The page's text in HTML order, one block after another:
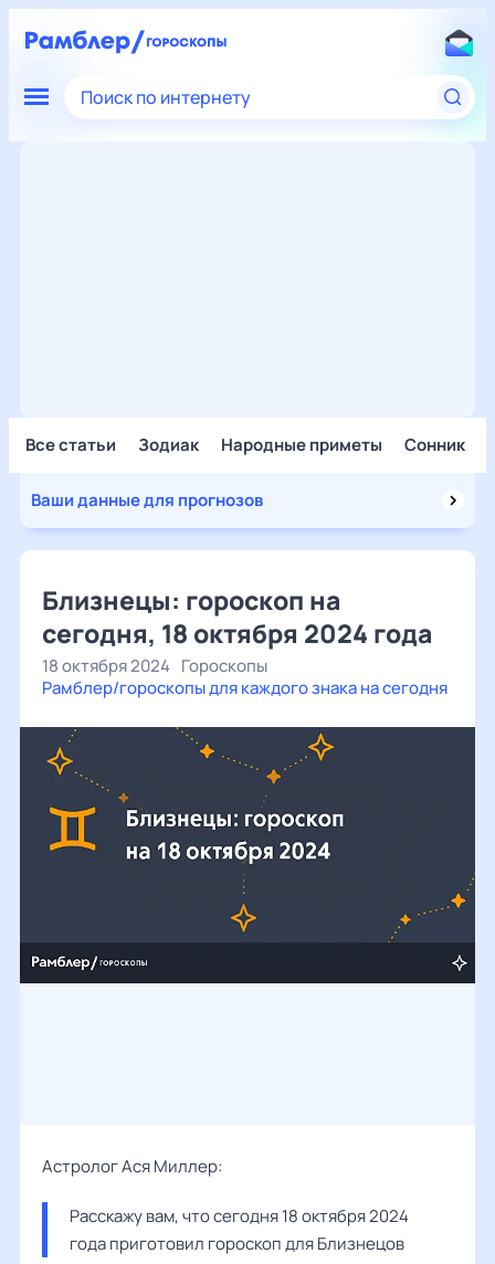
Поиск по интернету
Все статьи Зодиак Народные приметы Сонник
Ваши данные для прогнозов
Близнецы: гороскоп на
сегодня, 18 октября 2024 года
18 октября 2024 Гороскопы
Рамблер/гороскопы для каждого знака на сегодня
Астролог Ася Миллер:
Расскажу вам, что сегодня 18 октября 2024
года приготовил гороскоп для Близнецов